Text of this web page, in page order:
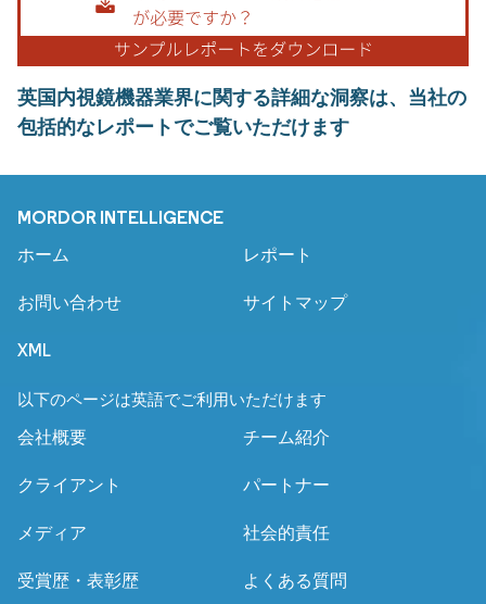
英国内視鏡機器業界に関する詳細な洞察は、当社の
包括的なレポートでご覧いただけます
MORDOR INTELLIGENCE
ホーム レポート
お問い合わせ サイトマップ
XML
以下のページは英語でご利用いただけます
会社概要 チーム紹介
クライアント パートナー
メディア 社会的責任
受賞歴・表彰歴 よくある質問